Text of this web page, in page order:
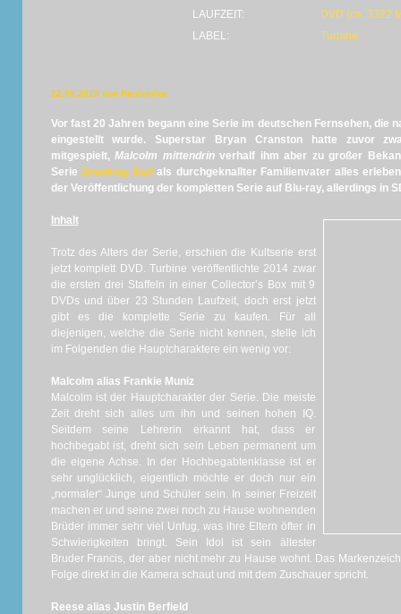
LAUFZEIT:
DVD (ca. 3322
LABEL:
Turbine
22.09.2019 von Panikmike
Vor fast 20 Jahren begann eine Serie im deutschen Fernsehen, die
eingestellt wurde. Superstar Bryan Cranston hatte zuvor
mitgespielt,Malcolm mittendrinverhalf ihm aber zu großer
Serie Breaking Bad als durchgeknallter Familienvater alles
der Veröffentlichung der kompletten Serie auf Blu-ray, allerdings in
Inhalt
Trotz des Alters der Serie, erschien die Kultserie erst
jetzt komplett DVD. Turbine veröffentlichte 2014 zwar
die ersten drei Staffeln in einer Collector’s Box mit 9
DVDs und über 23 Stunden Laufzeit, doch erst jetzt
gibt es die komplette Serie zu kaufen. Für all
diejenigen, welche die Serie nicht kennen, stelle ich
im Folgenden die Hauptcharaktere ein wenig vor:
Malcolm alias Frankie Muniz
Malcolm ist der Hauptcharakter der Serie. Die meiste
Zeit dreht sich alles um ihn und seinen hohen IQ.
Seitdem seine Lehrerin erkannt hat, dass er
hochbegabt ist, dreht sich sein Leben permanent um
die eigene Achse. In der Hochbegabtenklasse ist er
sehr unglücklich, eigentlich möchte er doch nur ein
„normaler“ Junge und Schüler sein. In seiner Freizeit
machen er und seine zwei noch zu Hause wohnenden
Brüder immer sehr viel Unfug, was ihre Eltern öfter in
Schwierigkeiten bringt. Sein Idol ist sein ältester
Bruder Francis, der aber nicht mehr zu Hause wohnt. Das
Folge direkt in die Kamera schaut und mit dem Zuschauer spricht.
Reese alias Justin Berfield